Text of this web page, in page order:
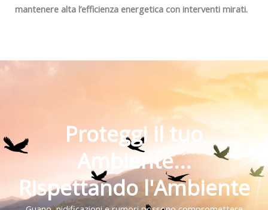
mantenere alta l’efficienza energetica con interventi mirati.
Proteggi il tuo
Ambiente...
Rispettando l'Ambiente